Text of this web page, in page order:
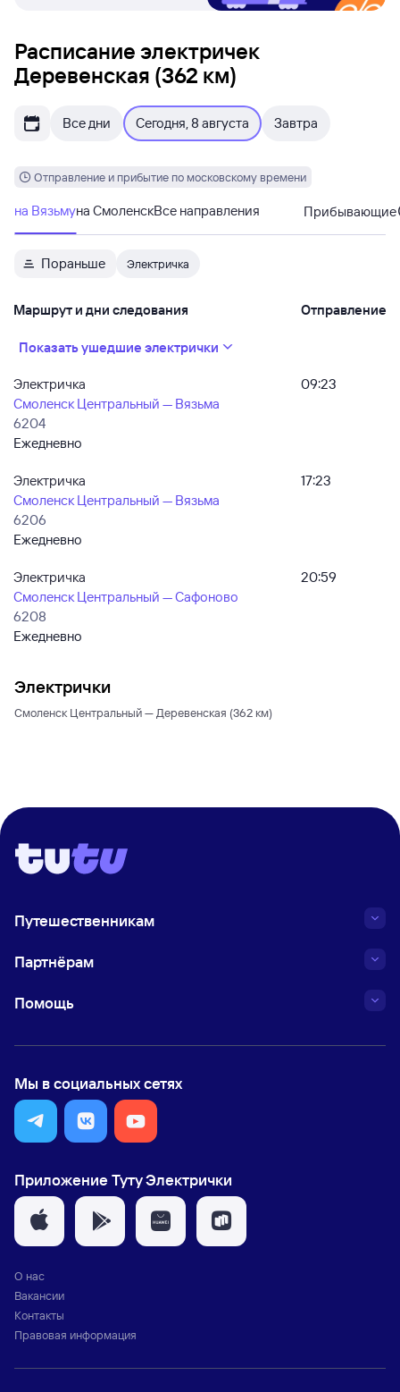
Расписание электричек
Деревенская (362 км)
Все дни Сегодня, 8 августа Завтра
Отправление и прибытие по московскому времени
на Вязьмуна СмоленскВсе направления Прибывающие
Пораньше Электричка
Маршрут и дни следования Отправление
Показать ушедшие электрички
Электричка
Смоленск Центральный — Вязьма
6204
Ежедневно
09:23
Электричка
Смоленск Центральный — Вязьма
6206
Ежедневно
17:23
Электричка
Смоленск Центральный — Сафоново
6208
Ежедневно
20:59
Электрички
Смоленск Центральный — Деревенская (362 км)
Путешественникам
Партнёрам
Помощь
Мы в социальных сетях
Приложение Туту Электрички
О нас
Вакансии
Контакты
Правовая информация